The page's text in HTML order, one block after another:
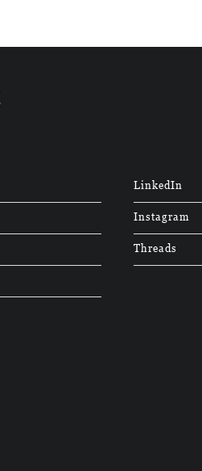
LinkedIn
Instagram
Threads